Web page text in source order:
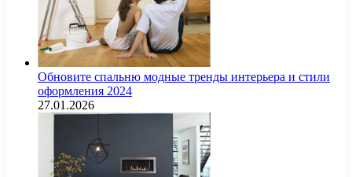
Обновите спальню модные тренды интерьера и стили
оформления 2024
27.01.2026